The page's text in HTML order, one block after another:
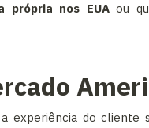
própria nos EUAou
experiência do cliente